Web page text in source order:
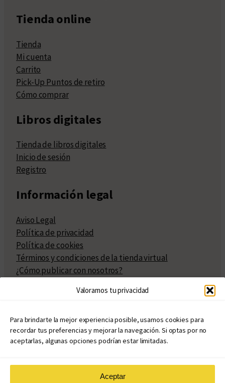
Valoramos tu privacidad
Para brindarte la mejor experiencia posible, usamos cookies para
recordar tus preferencias y mejorar la navegación. Si optas por no
aceptarlas, algunas opciones podrían estar limitadas.
Aceptar
Tienda online
Tienda
Mi cuenta
Carrito
Pick-Up Puntos de retiro
Cómo comprar
Libros digitales
Tienda de libros digitales
Inicio de sesión
Registro
Información legal
Aviso Legal
Política de privacidad
Política de cookies
Términos y condiciones de la tienda virtual
¿Cómo publicar con nosotros?
Políticas de publicación
Políticas de coedición
Atribuciones